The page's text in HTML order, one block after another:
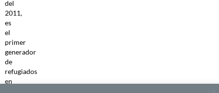
del
2011,
es
el
primer
generador
de
refugiados
en